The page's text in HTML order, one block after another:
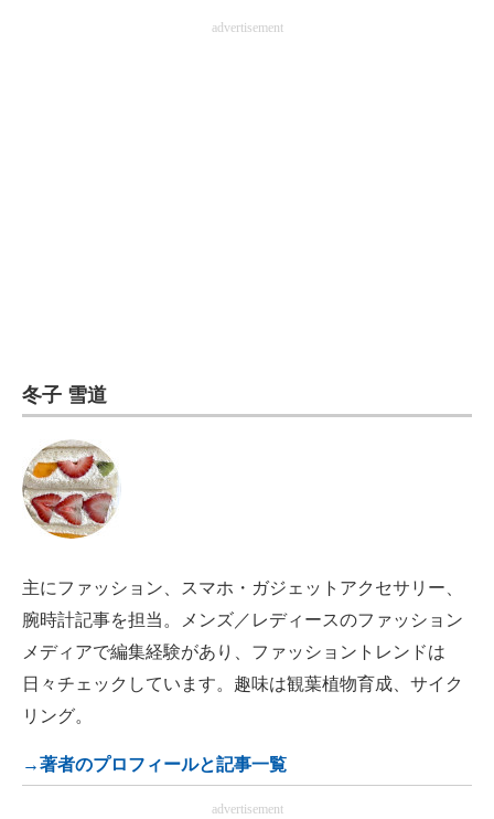
ちょっと気になるネットの話題
advertisement
冬子 雪道
主にファッション、スマホ・ガジェットアクセサリー、
腕時計記事を担当。メンズ／レディースのファッション
メディアで編集経験があり、ファッショントレンドは
日々チェックしています。趣味は観葉植物育成、サイク
リング。
→著者のプロフィールと記事一覧
advertisement